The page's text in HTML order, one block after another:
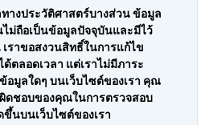
างประวัติศาสตร์บางส่วน ข้อมูล
ม่ถือเป็นข้อมูลปัจจุบันและมีไว้
เราขอสงวนสิทธิ์ในการแก้ไข
ตลอดเวลา แต่เราไม่มีภาระ
อมูลใดๆ บนเว็บไซต์ของเรา คุณ
ดชอบของคุณในการตรวจสอบ
ขึ้นบนเว็บไซต์ของเรา